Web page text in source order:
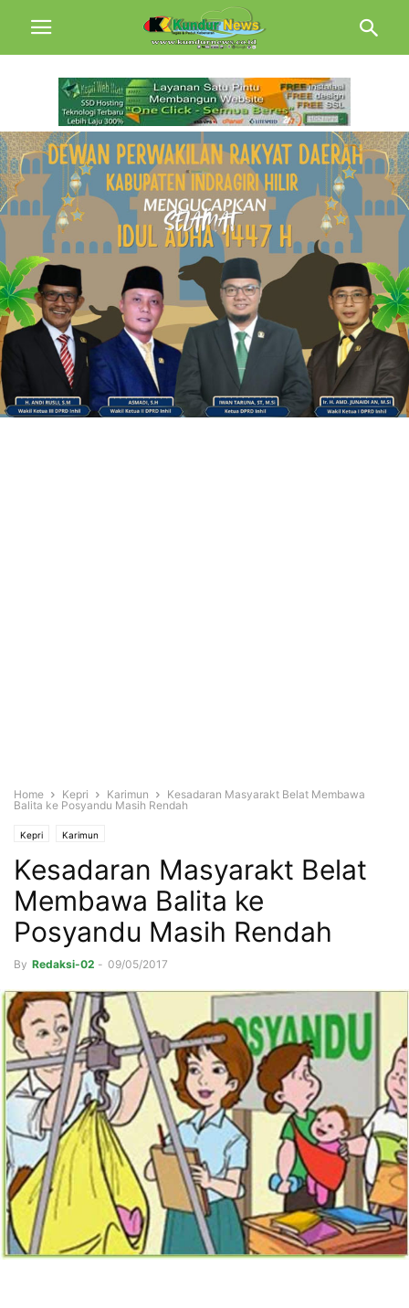
Home Kepri Karimun
Kesadaran Masyarakt Belat Membawa
Balita ke Posyandu Masih Rendah
Kepri Karimun
Kesadaran Masyarakt Belat
Membawa Balita ke
Posyandu Masih Rendah
By Redaksi-02 - 09/05/2017